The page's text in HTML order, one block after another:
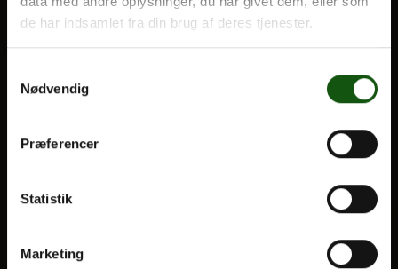
de har indsamlet fra din brug af deres tjenester.
Nødvendig
Præferencer
Statistik
Marketing
Optagelse
Til forældre
VORES UDDANNELSER
HF
Kontakt